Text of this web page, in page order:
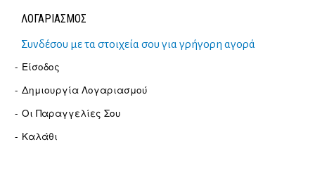
ΛΟΓΑΡΙΑΣΜΟΣ
Συνδέσου με τα στοιχεία σου για γρήγορη αγορά
Είσοδος
Δημιουργία Λογαριασμού
Οι Παραγγελίες Σου
Καλάθι